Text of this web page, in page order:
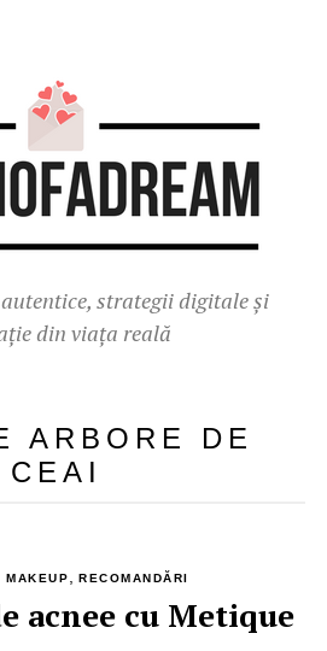
strategii digitale și
din viața reală
ARBORE DE
CEAI
MAKEUP RECOMANDĂRI
acnee cu Metique